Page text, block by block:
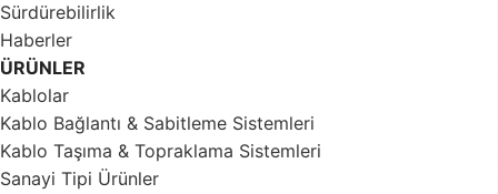
Sürdürebilirlik
Haberler
ÜRÜNLER
Kablolar
Kablo Bağlantı & Sabitleme Sistemleri
Kablo Taşıma & Topraklama Sistemleri
Sanayi Tipi Ürünler